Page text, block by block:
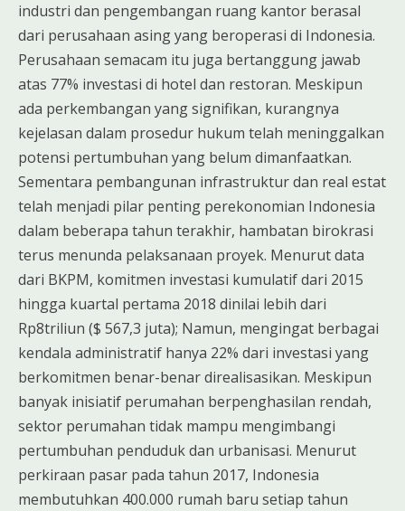
industri dan pengembangan ruang kantor berasal
dari perusahaan asing yang beroperasi di Indonesia.
Perusahaan semacam itu juga bertanggung jawab
atas 77% investasi di hotel dan restoran. Meskipun
ada perkembangan yang signifikan, kurangnya
kejelasan dalam prosedur hukum telah meninggalkan
potensi pertumbuhan yang belum dimanfaatkan.
Sementara pembangunan infrastruktur dan real estat
telah menjadi pilar penting perekonomian Indonesia
dalam beberapa tahun terakhir, hambatan birokrasi
terus menunda pelaksanaan proyek. Menurut data
dari BKPM, komitmen investasi kumulatif dari 2015
hingga kuartal pertama 2018 dinilai lebih dari
Rp8triliun ($ 567,3 juta); Namun, mengingat berbagai
kendala administratif hanya 22% dari investasi yang
berkomitmen benar-benar direalisasikan. Meskipun
banyak inisiatif perumahan berpenghasilan rendah,
sektor perumahan tidak mampu mengimbangi
pertumbuhan penduduk dan urbanisasi. Menurut
perkiraan pasar pada tahun 2017, Indonesia
membutuhkan 400.000 rumah baru setiap tahun